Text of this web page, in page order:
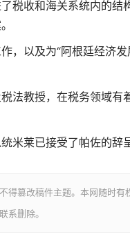
税收和海关系统内的
，以及为“阿根廷经济
法教授，在税务领域
米莱已接受了帕佐的辞
得篡改稿件主题。本网随时有
系删除。